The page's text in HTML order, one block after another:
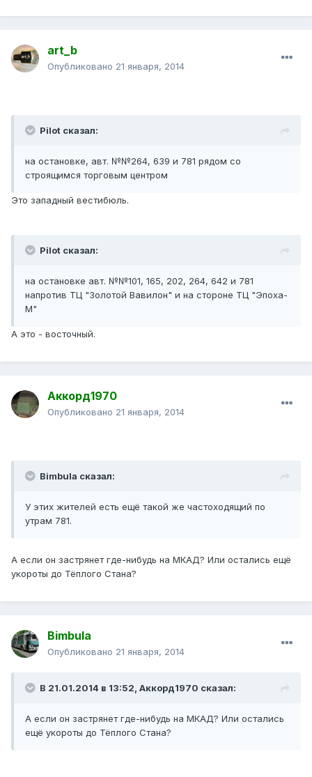
art_b
Опубликовано 21 января, 2014
Pilot сказал:
на остановке, авт. №№264, 639 и 781 рядом со
строящимся торговым центром
Это западный вестибюль.
Pilot сказал:
на остановке авт. №№101, 165, 202, 264, 642 и 781
напротив ТЦ "Золотой Вавилон" и на стороне ТЦ "Эпоха-
М"
А это - восточный.
Аккорд1970
Опубликовано 21 января, 2014
Bimbula сказал:
У этих жителей есть ещё такой же частоходящий по
утрам 781.
А если он застрянет где-нибудь на МКАД? Или остались ещё
укороты до Тёплого Стана?
Bimbula
Опубликовано 21 января, 2014
В 21.01.2014 в 13:52, Аккорд1970 сказал:
А если он застрянет где-нибудь на МКАД? Или остались
ещё укороты до Тёплого Стана?